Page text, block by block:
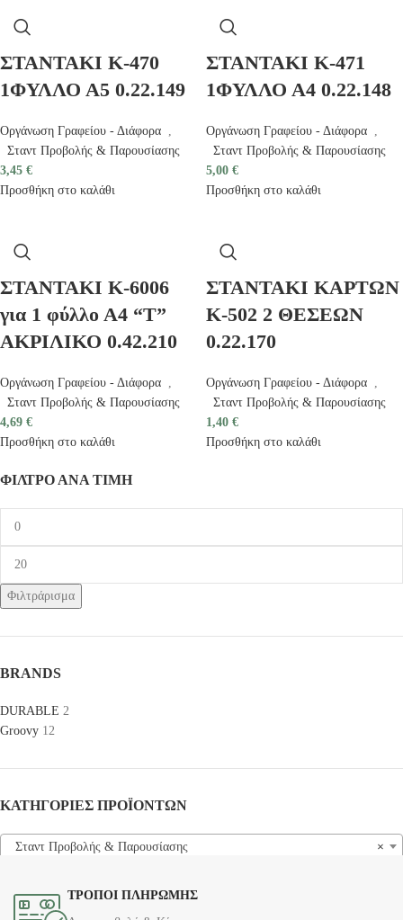
ΦΙΛΤΡΟ ΑΝΑ ΤΙΜΗ
Φιλτράρισμα
BRANDS
DURABLE 2
Groovy 12
ΚΑΤΗΓΟΡΊΕΣ ΠΡΟΪΌΝΤΩΝ
×
Σταντ Προβολής & Παρουσίασης
ΣΤΑΝΤΑΚΙ Κ-470
1ΦΥΛΛΟ Α5 0.22.149
Οργάνωση Γραφείου - Διάφορα ,
Σταντ Προβολής & Παρουσίασης
3,45 €
Προσθήκη στο καλάθι
ΣΤΑΝΤΑΚΙ Κ-471
1ΦΥΛΛΟ Α4 0.22.148
Οργάνωση Γραφείου - Διάφορα ,
Σταντ Προβολής & Παρουσίασης
5,00 €
Προσθήκη στο καλάθι
ΣΤΑΝΤΑΚΙ Κ-6006
για 1 φύλλο Α4 “Τ”
ΑΚΡΙΛΙΚΟ 0.42.210
Οργάνωση Γραφείου - Διάφορα ,
Σταντ Προβολής & Παρουσίασης
4,69 €
Προσθήκη στο καλάθι
ΣΤΑΝΤΑΚΙ ΚΑΡΤΩΝ
Κ-502 2 ΘΕΣΕΩΝ
0.22.170
Οργάνωση Γραφείου - Διάφορα ,
Σταντ Προβολής & Παρουσίασης
1,40 €
Προσθήκη στο καλάθι
ΤΡΟΠΟΙ ΠΛΗΡΩΜΗΣ